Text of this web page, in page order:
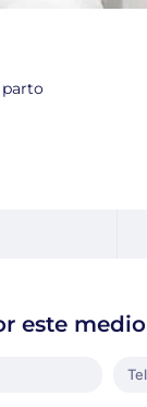
parto
este medio